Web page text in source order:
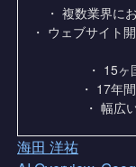
・ 複数業界に
・ ウェブサイト
・ 15
・ 17年
・ 幅広
海田 洋祐